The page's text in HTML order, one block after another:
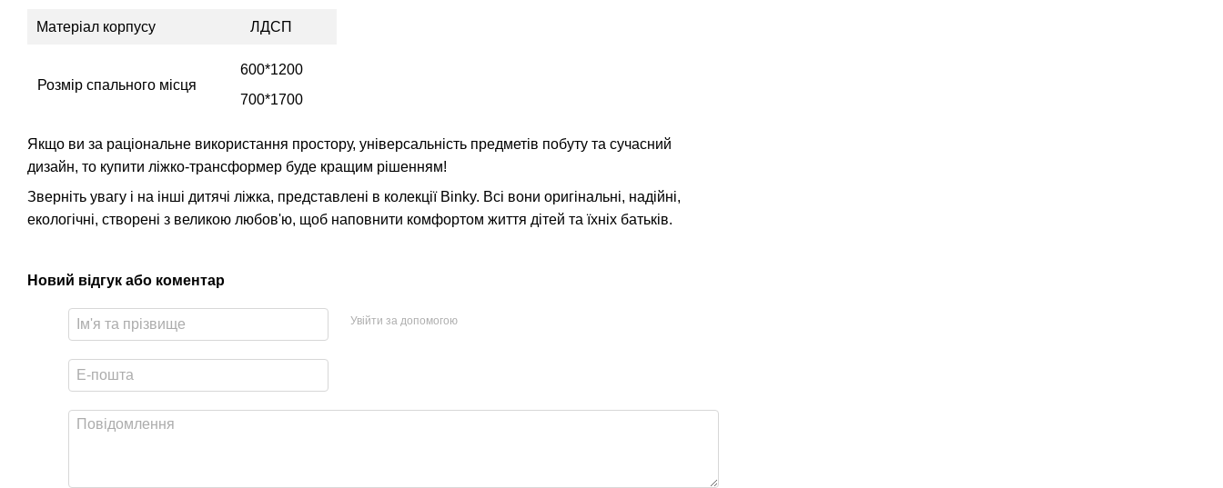
Матеріал корпусу ЛДСП
Розмір спального місця
600*1200
700*1700
Якщо ви за раціональне використання простору, універсальність предметів побуту та сучасний
дизайн, то купити ліжко-трансформер буде кращим рішенням!
Зверніть увагу і на інші дитячі ліжка, представлені в колекції Binky. Всі вони оригінальні, надійні,
екологічні, створені з великою любов'ю, щоб наповнити комфортом життя дітей та їхніх батьків.
Новий відгук або коментар
Увійти за допомогою